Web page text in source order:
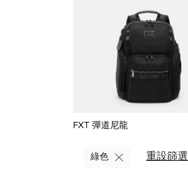
FXT 彈道尼龍
重設篩選
綠色